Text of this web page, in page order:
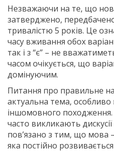
Незважаючи на те, що
затверджено,
тривалістю 5 років. Це
часу вживання обох
так і з “є” – не
часом очікується, що
домінуючим.
Питання про правильне
актуальна тема,
іншомовного
часто викликають
пов’язано з тим, що мова
яка постійно